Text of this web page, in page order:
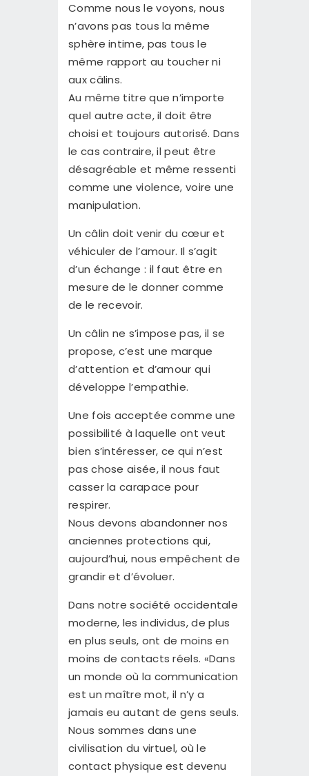
Comme nous le voyons, nous
n’avons pas tous la même
sphère intime, pas tous le
même rapport au toucher ni
aux câlins.
Au même titre que n’importe
quel autre acte, il doit être
choisi et toujours autorisé. Dans
le cas contraire, il peut être
désagréable et même ressenti
comme une violence, voire une
manipulation.
Un câlin doit venir du cœur et
véhiculer de l’amour. Il s’agit
d’un échange : il faut être en
mesure de le donner comme
de le recevoir.
Un câlin ne s’impose pas, il se
propose, c’est une marque
d’attention et d’amour qui
développe l’empathie.
Une fois acceptée comme une
possibilité à laquelle ont veut
bien s’intéresser, ce qui n’est
pas chose aisée, il nous faut
casser la carapace pour
respirer.
Nous devons abandonner nos
anciennes protections qui,
aujourd’hui, nous empêchent de
grandir et d’évoluer.
Dans notre société occidentale
moderne, les individus, de plus
en plus seuls, ont de moins en
moins de contacts réels. «Dans
un monde où la communication
est un maître mot, il n’y a
jamais eu autant de gens seuls.
Nous sommes dans une
civilisation du virtuel, où le
contact physique est devenu